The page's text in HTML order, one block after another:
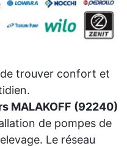
trouver confort et
MALAKOFF (92240)
de pompes de
Le réseau